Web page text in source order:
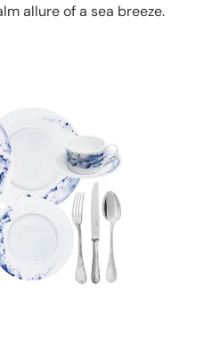
allure of a sea breeze.